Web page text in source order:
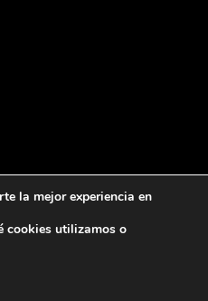
UICASDE. Derechos
la mejor experiencia en
cookies utilizamos o